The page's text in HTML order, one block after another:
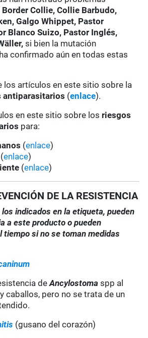
Collie, Collie Barbudo,
Galgo Whippet, Pastor
Blanco Suizo, Pastor Inglés,
si bien la mutación
confirmado aún en todas estas
los artículos en este sitio sobre la
antiparasitarios (enlace).
en este sitio sobre los riesgos
para:
(enlace)
(enlace)
(enlace)
DE LA RESISTENCIA
indicados en la etiqueta, pueden
a este producto o pueden
tiempo si no se toman medidas
deAncylostoma spp al
caballos, pero no se trata de un
(gusano del corazón)